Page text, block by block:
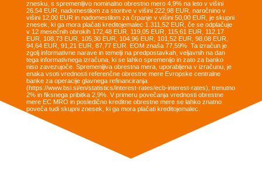
znesku, s spremenljivo nominalno obrestno mero 4,9% na leto v višini
26,54 EUR, nadomestilom za storitve v višini 222,98 EUR, naročnino v
višini 12,00 EUR in nadomestilom za črpanje v višini 50,00 EUR, je skupni
znesek, ki ga mora plačati kreditojemalec 1.311,52 EUR, če se odplačuje
v 12 mesečnih obrokih 172,48 EUR, 119,05 EUR, 115,61 EUR, 112,17
EUR, 108,73 EUR, 105,30 EUR, 104,96 EUR, 101,52 EUR, 98,08 EUR,
94,64 EUR, 91,21 EUR, 87,77 EUR. EOM znaša 77,59%. Ta izračun je
zgolj informativne narave in temelji na predpostavkah, veljavnih na dan
tega informativnega izračuna, ki se lahko spremenijo in zato za banko
niso zavezujoče. Spremenljiva obrestna mera, uporabljena v izračunu, je
enaka vsoti vrednosti referenčne obrestne mere Evropske centralne
banke za operacije glavnega refinanciranja
(https://www.bsi.si/en/statistics/interest-rates/ecb-interest-rates), trenutno
2% in fiksnega pribitka 2,9%. V primeru povečanja vrednosti obrestne
mere EC MRO in posledično kreditne obrestne mere se lahko znatno
poveča tudi skupni znesek, ki ga mora plačati kreditojemalec.